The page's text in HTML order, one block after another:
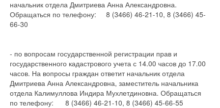
начальник отдела Дмитриева Анна Александровна.
Обращаться по телефону: 8 (3466) 46-21-10, 8 (3466) 45-
66-30
- по вопросам государственной регистрации прав и
государственного кадастрового учета с 14.00 часов до 17.00
часов. На вопросы граждан ответит начальник отдела
Дмитриева Анна Александровна, заместитель начальника
отдела Калимуллова Индира Мухлетдиновна. Обращаться
по телефону: 8 (3466) 46-21-10, 8 (3466) 45-66-55